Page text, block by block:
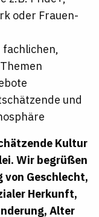
oder Frauen-
fachlichen,
und
Kultur
Wir begrüßen
von Geschlecht,
Herkunft,
Alter